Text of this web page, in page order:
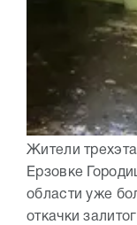
Жители
Ерзовке
области уже
откачки